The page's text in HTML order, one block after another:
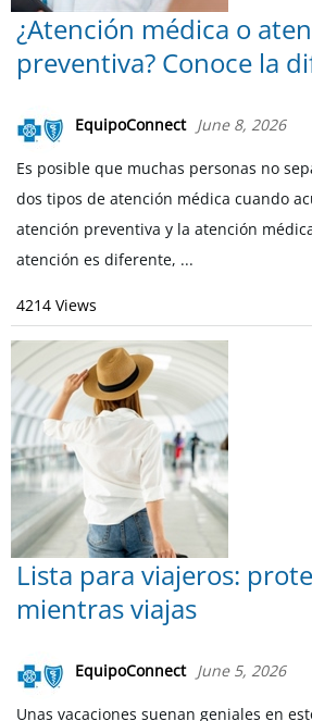
¿Atención médica o
preventiva? Conoce la
EquipoConnect June 8, 2026
Es posible que muchas personas no
dos tipos de atención médica cuando
atención preventiva y la atención
atención es diferente, ...
4214 Views
Lista para viajeros:
mientras viajas
EquipoConnect June 5, 2026
Unas vacaciones suenan geniales en